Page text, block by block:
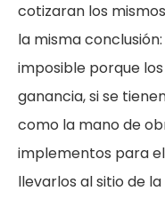
cotizaran los
la misma
imposible porque
ganancia, si se
como la mano de
implementos para
llevarlos al sitio de